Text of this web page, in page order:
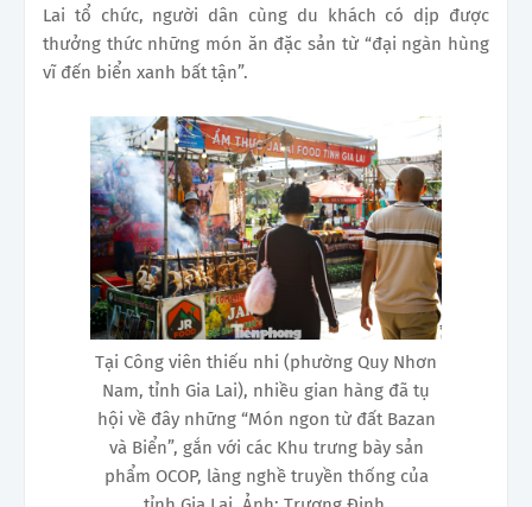
Lai tổ chức, người dân cùng du khách có dịp được
thưởng thức những món ăn đặc sản từ “đại ngàn hùng
vĩ đến biển xanh bất tận”.
Tại Công viên thiếu nhi (phường Quy Nhơn
Nam, tỉnh Gia Lai), nhiều gian hàng đã tụ
hội về đây những “Món ngon từ đất Bazan
và Biển”, gắn với các Khu trưng bày sản
phẩm OCOP, làng nghề truyền thống của